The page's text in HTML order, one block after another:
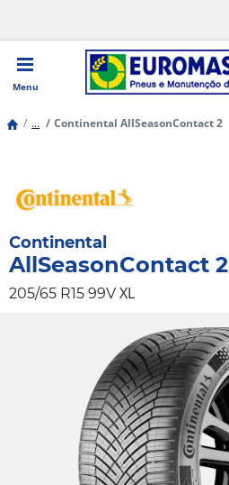
Menu
... Continental AllSeasonContact 2
Continental
AllSeasonContact 2
205/65 R15 99V XL